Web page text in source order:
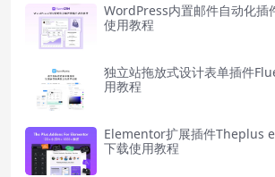
WordPress内置邮件自动化插
使用教程
独立站拖放式设计表单插件
用教程
Elementor扩展插件Theplus
下载使用教程